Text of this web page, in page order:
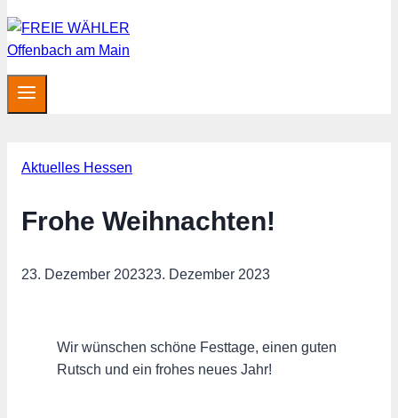
Aktuelles Hessen
Frohe Weihnachten!
23. Dezember 202323. Dezember 2023
Wir wünschen schöne Festtage, einen guten
Rutsch und ein frohes neues Jahr!